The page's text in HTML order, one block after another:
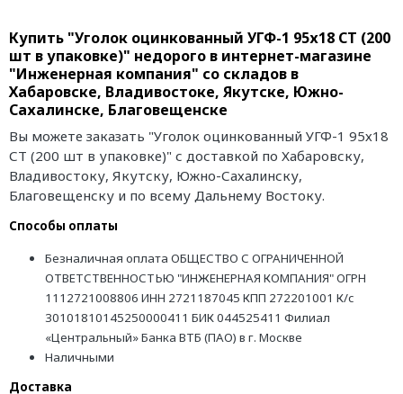
Купить "Уголок оцинкованный УГФ-1 95х18 СТ (200
шт в упаковке)" недорого в интернет-магазине
"Инженерная компания" со складов в
Хабаровске, Владивостоке, Якутске, Южно-
Сахалинске, Благовещенске
Вы можете заказать "Уголок оцинкованный УГФ-1 95х18
СТ (200 шт в упаковке)" с доставкой по Хабаровску,
Владивостоку, Якутску, Южно-Сахалинску,
Благовещенску и по всему Дальнему Востоку.
Способы оплаты
Безналичная оплата ОБЩЕСТВО С ОГРАНИЧЕННОЙ
ОТВЕТСТВЕННОСТЬЮ "ИНЖЕНЕРНАЯ КОМПАНИЯ" ОГРН
1112721008806 ИНН 2721187045 КПП 272201001 К/с
30101810145250000411 БИК 044525411 Филиал
«Центральный» Банка ВТБ (ПАО) в г. Москве
Наличными
Доставка